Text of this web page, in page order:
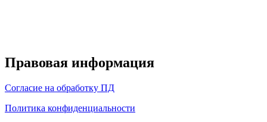
Правовая информация
Согласие на обработку ПД
Политика конфиденциальности